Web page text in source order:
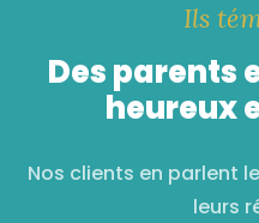
Ils
Des parents
heureux
Nos clients en parlent
leurs